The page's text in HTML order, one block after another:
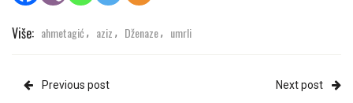
Više: ahmetagić , aziz , Dženaze, umrli
Previous post Next post